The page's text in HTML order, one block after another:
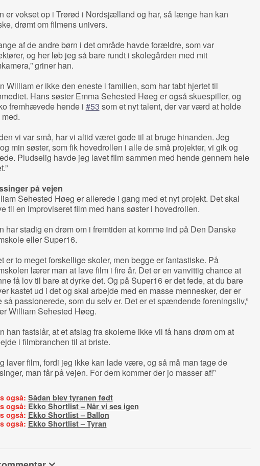
er vokset op i Trørød i Nordsjælland og har, så længe han kan
drømt om filmens univers.
af de andre børn i det område havde forældre, som var
og her løb jeg så bare rundt i skolegården med mit
griner han.
William er ikke den eneste i familien, som har tabt hjertet til
Hans søster Emma Sehested Høeg er også skuespiller, og
fremhævede hende i #53 som et nyt talent, der var værd at holde
vi var små, har vi altid været gode til at bruge hinanden. Jeg
min søster, som fik hovedrollen i alle de små projekter, vi gik og
Pludselig havde jeg lavet film sammen med hende gennem hele
på vejen
Sehested Høeg er allerede i gang med et nyt projekt. Det skal
til en improviseret film med hans søster i hovedrollen.
har stadig en drøm om i fremtiden at komme ind på Den Danske
eller Super16.
er to meget forskellige skoler, men begge er fantastiske. På
lærer man at lave film i fire år. Det er en vanvittig chance at
få lov til bare at dyrke det. Og på Super16 er det fede, at du bare
kastet ud i det og skal arbejde med en masse mennesker, der er
så passionerede, som du selv er. Det er et spændende foreningsliv,”
William Sehested Høeg.
han fastslår, at et afslag fra skolerne ikke vil få hans drøm om at
i filmbranchen til at briste.
laver film, fordi jeg ikke kan lade være, og så må man tage de
man får på vejen. For dem kommer der jo masser af!”
også: Sådan blev tyranen født
også: Ekko Shortlist – Når vi ses igen
også: Ekko Shortlist – Ballon
også: Ekko Shortlist – Tyran